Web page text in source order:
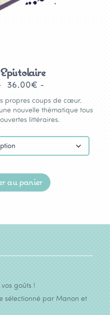
36.00€Plage
de
prix :
20.00€
à
propres coups de cœur.
nouvelle thématique tous
littéraires.
au panier
goûts !
sélectionné par Manon et